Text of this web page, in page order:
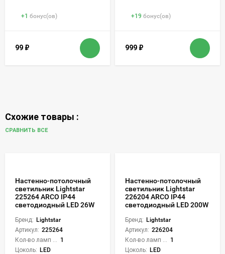
+1 бонус(ов)
99 ₽
+19 бонус(ов)
999 ₽
Схожие товары :
СРАВНИТЬ ВСЕ
Настенно-потолочный
светильник Lightstar
225264 ARCO IP44
светодиодный LED 26W
Бренд: Lightstar
Артикул: 225264
1
Цоколь: LED
Настенно-потолочный
светильник Lightstar
226204 ARCO IP44
светодиодный LED 200W
Бренд: Lightstar
Артикул: 226204
1
Цоколь: LED